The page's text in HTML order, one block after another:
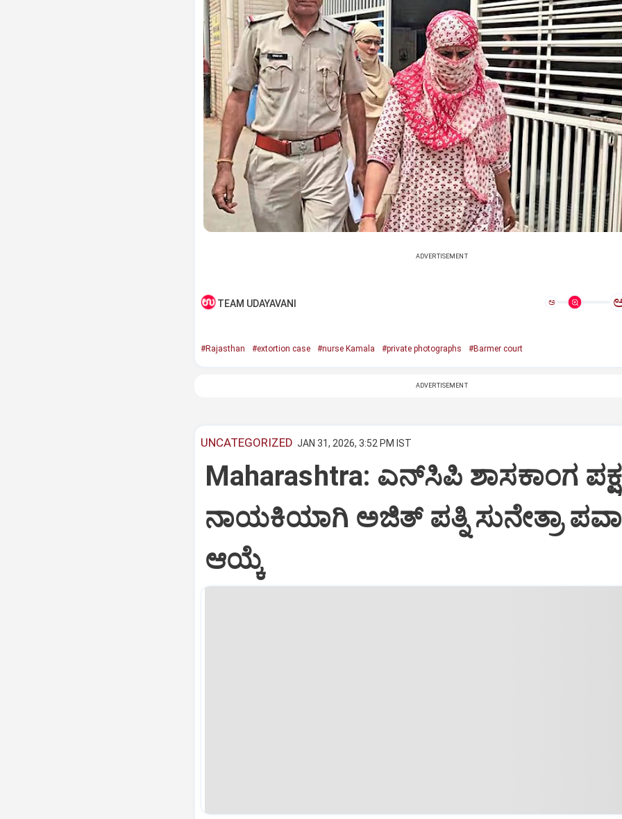
ADVERTISEMENT
TEAM UDAYAVANI ಅ
#Rajasthan #extortion case #nurse Kamala #private photographs #Barmer court
ADVERTISEMENT
UNCATEGORIZED JAN 31, 2026, 3:52 PM IST
Maharashtra: ಎನ್‌ಸಿಪಿ ಶಾಸಕಾಂಗ
ನಾಯಕಿಯಾಗಿ ಅಜಿತ್‌ ಪತ್ನಿ ಸುನೇತ್ರಾ
ಆಯ್ಕೆ